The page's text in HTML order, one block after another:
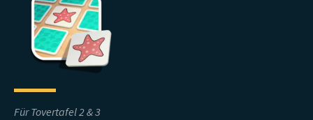
Für Tovertafel 2 & 3